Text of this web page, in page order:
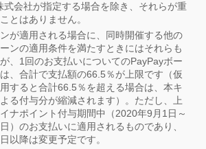
式会社が指定する場合を除き、それらが重
とはありません。
が適用される場合に、同時開催する他の
ンの適用条件を満たすときにはそれらも
、1回のお支払いについてのPayPayボー
、合計で支払額の66.5％が上限です（仮
すると合計66.5％を超える場合は、本キ
る付与分が縮減されます）。ただし、上
ナポイント付与期間中（2020年9月1日～
）のお支払いに適用されるものであり、
以降は変更予定です。